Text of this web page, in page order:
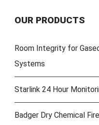
OUR PRODUCTS
Room Integrity for
Systems
Starlink 24 Hour
Badger Dry Chemical